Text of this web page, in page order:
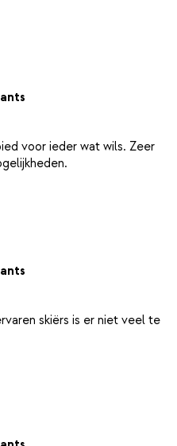
voor ieder wat wils. Zeer
skiërs is er niet veel te